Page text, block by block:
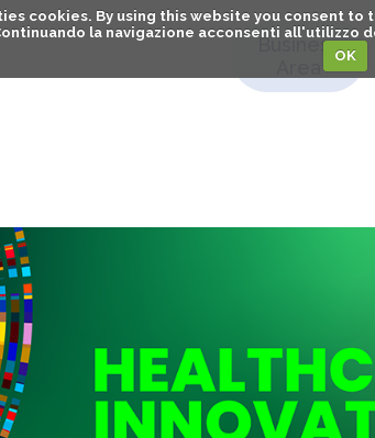
cookies. By using this website you consent
la navigazione acconsenti all'utilizzo
OK
Business